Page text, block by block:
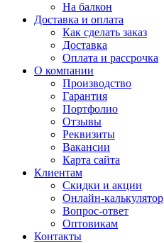
На балкон
Доставка и оплата
Как сделать заказ
Доставка
Оплата и рассрочка
О компании
Производство
Гарантия
Портфолио
Отзывы
Реквизиты
Вакансии
Карта сайта
Клиентам
Скидки и акции
Онлайн-калькулятор
Вопрос-ответ
Оптовикам
Контакты